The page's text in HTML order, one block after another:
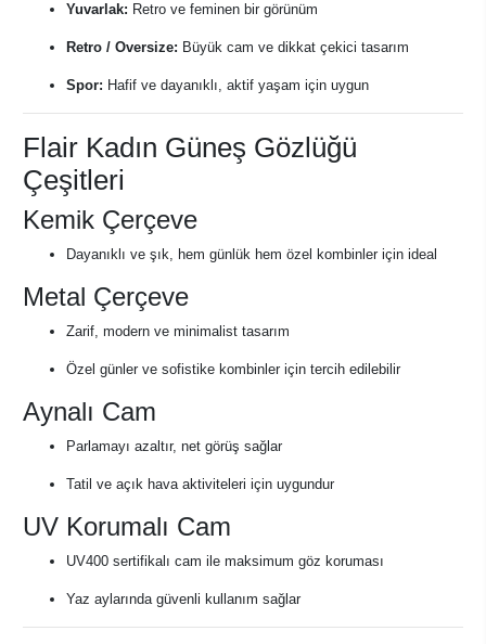
Yuvarlak: Retro ve feminen bir görünüm
Retro / Oversize: Büyük cam ve dikkat çekici tasarım
Spor: Hafif ve dayanıklı, aktif yaşam için uygun
Flair Kadın Güneş Gözlüğü
Çeşitleri
Kemik Çerçeve
Dayanıklı ve şık, hem günlük hem özel kombinler için ideal
Metal Çerçeve
Zarif, modern ve minimalist tasarım
Özel günler ve sofistike kombinler için tercih edilebilir
Aynalı Cam
Parlamayı azaltır, net görüş sağlar
Tatil ve açık hava aktiviteleri için uygundur
UV Korumalı Cam
UV400 sertifikalı cam ile maksimum göz koruması
Yaz aylarında güvenli kullanım sağlar